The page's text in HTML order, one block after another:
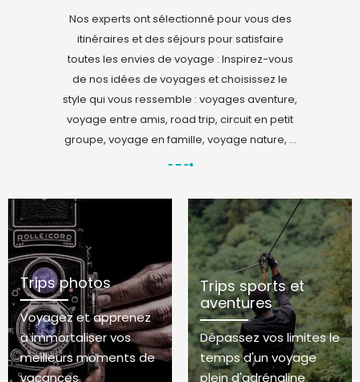
Nos experts ont sélectionné pour vous des
itinéraires et des séjours pour satisfaire
toutes les envies de voyage : Inspirez-vous
de nos idées de voyages et choisissez le
style qui vous ressemble : voyages aventure,
voyage entre amis, road trip, circuit en petit
groupe, voyage en famille, voyage nature, ...
Trips photos
Voyagez et apprenez
à immortaliser vos
meilleurs moments de
vacances
Trips sports et
aventures
Dépassez vos limites le
temps d'un voyage
plein d'adrénaline